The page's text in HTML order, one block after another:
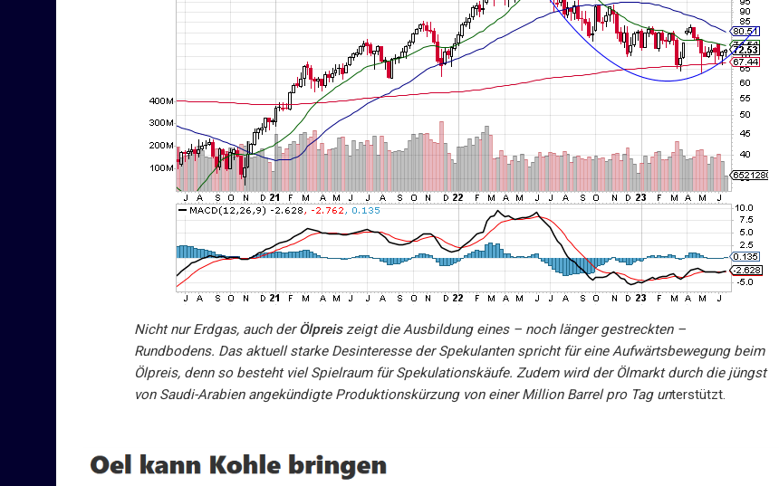
Nicht nur Erdgas, auch derÖlpreiszeigt die Ausbildung eines – noch länger gestreckten –
Rundbodens. Das aktuell starke Desinteresse der Spekulanten spricht für eine Aufwärtsbewegung beim
Ölpreis, denn so besteht viel Spielraum für Spekulationskäufe. Zudem wird der Ölmarkt durch die jüngst
von Saudi-Arabien angekündigte Produktionskürzung von einer Million Barrel pro Tag unterstützt.